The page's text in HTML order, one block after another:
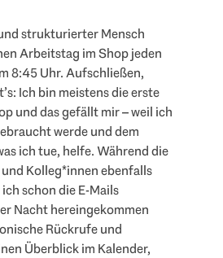
strukturierter Mensch
Arbeitstag im Shop jeden
8:45 Uhr. Aufschließen,
Ich bin meistens die erste
und das gefällt mir – weil ich
werde und dem
ich tue, helfe. Während die
Kolleg*innen ebenfalls
schon die E-Mails
Nacht hereingekommen
Rückrufe und
Überblick im Kalender,